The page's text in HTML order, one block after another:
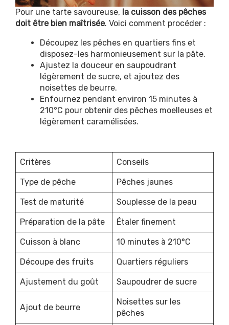
Pour une tarte savoureuse, la cuisson des pêches
doit être bien maîtrisée. Voici comment procéder :
Découpez les pêches en quartiers fins et
disposez-les harmonieusement sur la pâte.
Ajustez la douceur en saupoudrant
légèrement de sucre, et ajoutez des
noisettes de beurre.
Enfournez pendant environ 15 minutes à
210°C pour obtenir des pêches moelleuses et
légèrement caramélisées.
Critères Conseils
Type de pêche Pêches jaunes
Test de maturité Souplesse de la peau
Préparation de la pâte Étaler finement
Cuisson à blanc 10 minutes à 210°C
Découpe des fruits Quartiers réguliers
Ajustement du goût Saupoudrer de sucre
Ajout de beurre
Noisettes sur les
pêches